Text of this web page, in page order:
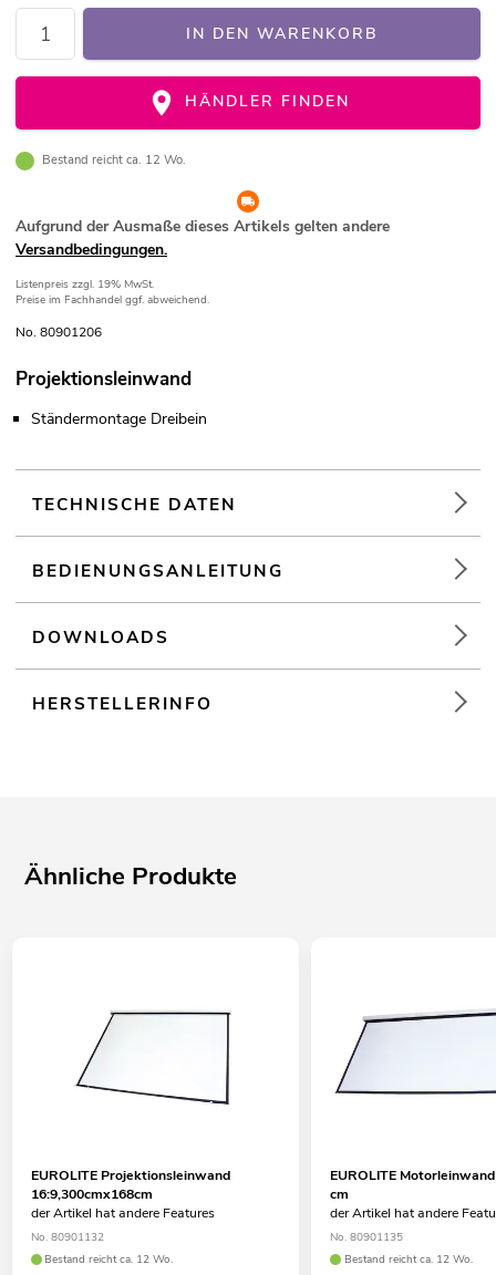
IN DEN WARENKORB
HÄNDLER FINDEN
Bestand reicht ca. 12 Wo.
Aufgrund der Ausmaße dieses Artikels gelten andere
Versandbedingungen.
Listenpreis zzgl. 19% MwSt.
Preise im Fachhandel ggf. abweichend.
No. 80901206
Projektionsleinwand
Ständermontage Dreibein
TECHNISCHE DATEN
BEDIENUNGSANLEITUNG
DOWNLOADS
HERSTELLERINFO
Ähnliche Produkte
EUROLITE Projektionsleinwand
16:9,300cmx168cm
der Artikel hat andere Features
No. 80901132
Bestand reicht ca. 12 Wo.
EUROLITE
cm
der Artikel hat andere
No. 80901135
Bestand reicht ca. 12 Wo.